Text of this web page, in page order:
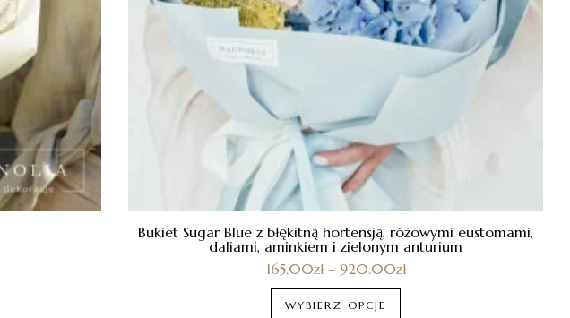
Bukiet Sugar Blue z błękitną hortensją, różowymi eustomami,
daliami, aminkiem i zielonym anturium
165.00zł– 920.00zł
WYBIERZ OPCJE